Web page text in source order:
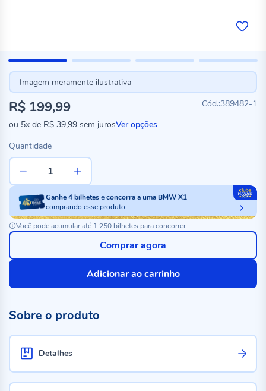
Imagem meramente ilustrativa
389482-1
R$ 199,99
ou 5x de R$ 39,99 sem jurosVer opções
Quantidade
Ganhe4bilheteseconcorra a uma BMW X1
comprando esse produto
Você pode acumular até 1.250 bilhetes para concorrer
Adicionar ao carrinho
Comprar agora
Sobre o produto
Detalhes